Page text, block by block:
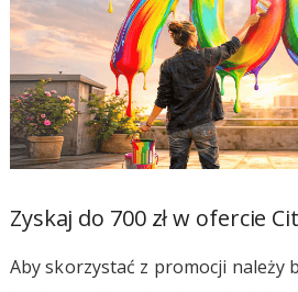
Zyskaj do 700 zł w ofercie
Aby skorzystać z promocji należy